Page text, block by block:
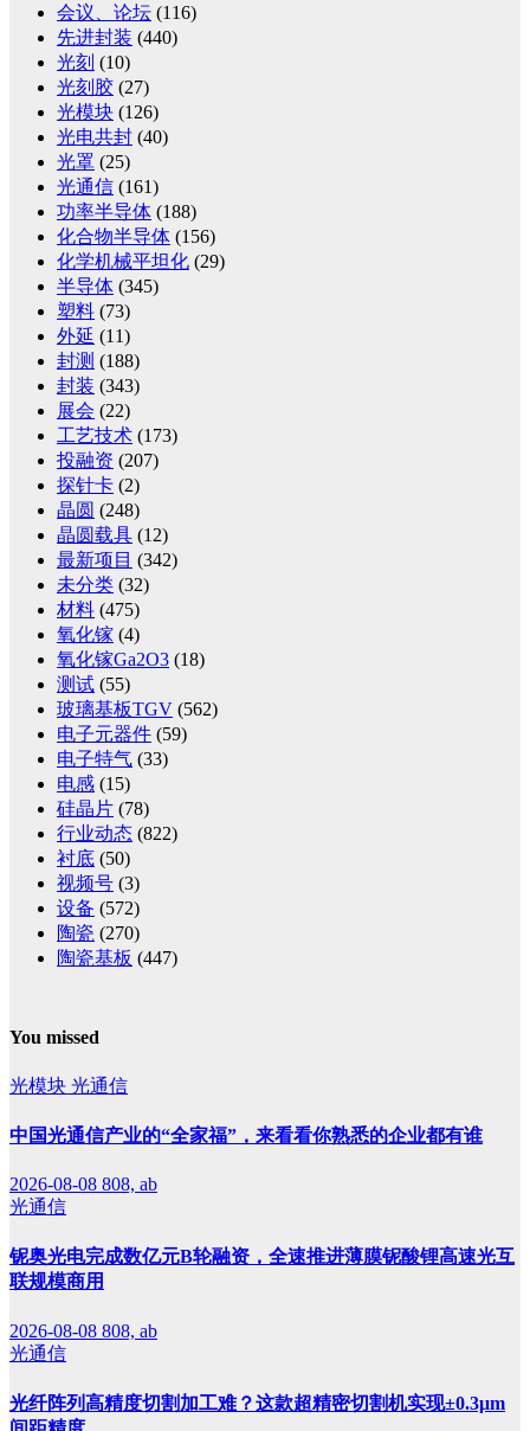
会议、论坛 (116)
先进封装 (440)
光刻 (10)
光刻胶 (27)
光模块 (126)
光电共封 (40)
光罩 (25)
光通信 (161)
功率半导体 (188)
化合物半导体 (156)
化学机械平坦化 (29)
半导体 (345)
塑料 (73)
外延 (11)
封测 (188)
封装 (343)
展会 (22)
工艺技术 (173)
投融资 (207)
探针卡 (2)
晶圆 (248)
晶圆载具 (12)
最新项目 (342)
未分类 (32)
材料 (475)
氧化镓 (4)
氧化镓Ga2O3 (18)
测试 (55)
玻璃基板TGV (562)
电子元器件 (59)
电子特气 (33)
电感 (15)
硅晶片 (78)
行业动态 (822)
衬底 (50)
视频号 (3)
设备 (572)
陶瓷 (270)
陶瓷基板 (447)
You missed
光模块 光通信
中国光通信产业的“全家福”，来看看你熟悉的企业都有谁
2026-08-08 808, ab
光通信
铌奥光电完成数亿元B轮融资，全速推进薄膜铌酸锂高速光互
联规模商用
2026-08-08 808, ab
光通信
光纤阵列高精度切割加工难？这款超精密切割机实现±0.3μm